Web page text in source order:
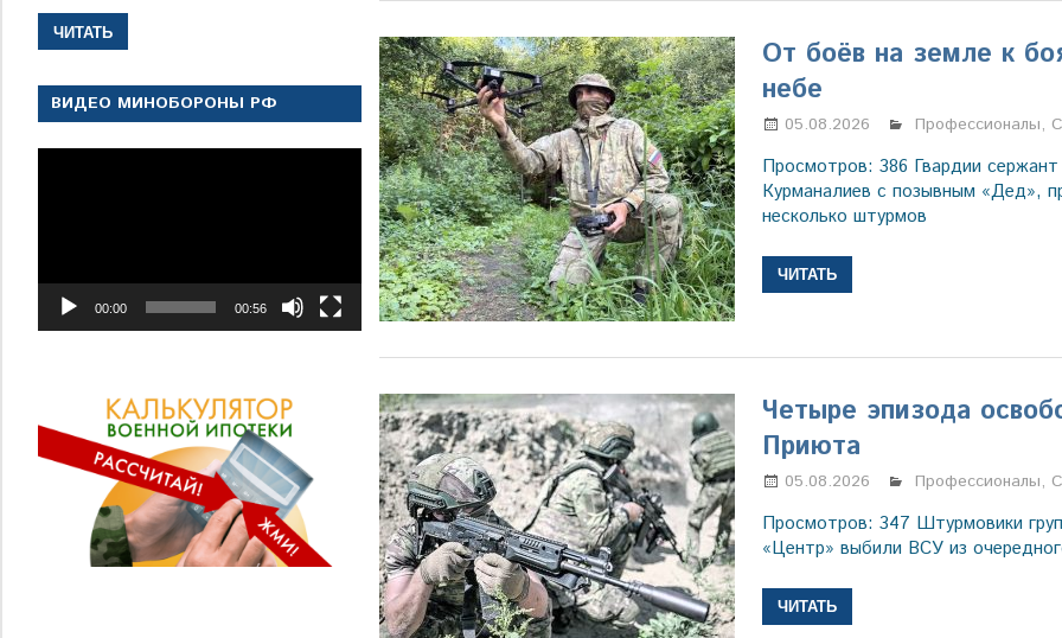
От боёв на земле к
небе
05.08.2026 Марина
Профессионалы,
Просмотров: 386 Гвардии
Курманалиев с позывным «Дед»,
несколько штурмов
ЧИТАТЬ
Четыре эпизода
Приюта
05.08.2026 Марина
Профессионалы,
Просмотров: 347 Штурмовики
«Центр» выбили ВСУ из
ЧИТАТЬ
ЧИТАТЬ
ВИДЕО МИНОБОРОНЫ РФ
00:00 00:56